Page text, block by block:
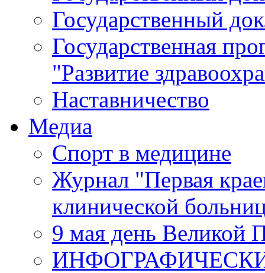
Государственный
Государственная
"Развитие
Наставничество
Медиа
Спорт в медицине
Журнал "Первая
клинической
9 мая день Великой